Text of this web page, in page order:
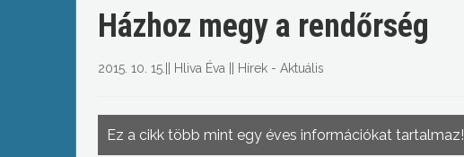
Házhoz megy a rendőrség
2015. 10. 15. Hliva Éva Hírek - Aktuális
Ez a cikk több mint egy éves információkat tartalmaz!